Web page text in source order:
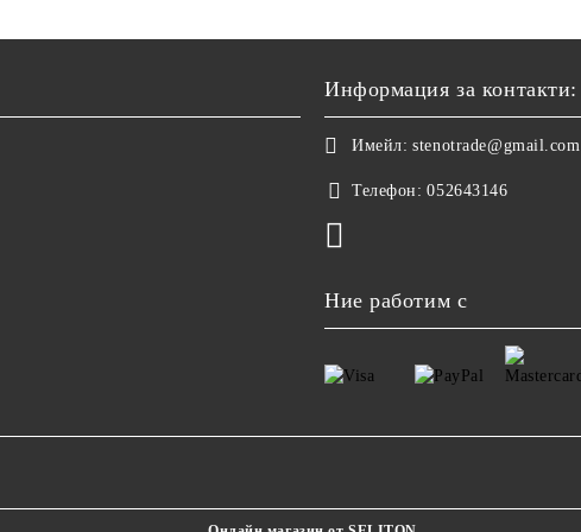
Информация за контакти:
Имейл: stenotrade@gmail.com
Телефон: 052643146
Ние работим с